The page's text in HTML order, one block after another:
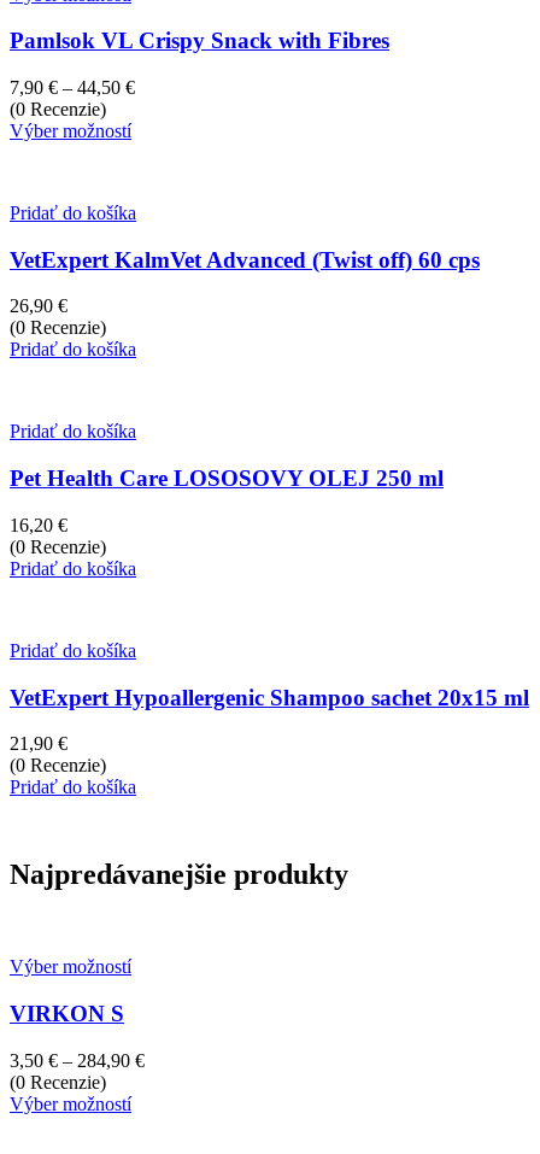
Pamlsok VL Crispy Snack with Fibres
7,90 € – 44,50 €Price
(0 Recenzie)
Výber možností
Pridať do košíka
VetExpert KalmVet Advanced (Twist off) 60 cps
26,90 €
(0 Recenzie)
Pridať do košíka
Pridať do košíka
Pet Health Care LOSOSOVY OLEJ 250 ml
16,20 €
(0 Recenzie)
Pridať do košíka
Pridať do košíka
VetExpert Hypoallergenic Shampoo sachet 20x15 ml
21,90 €
(0 Recenzie)
Pridať do košíka
Najpredávanejšie produkty
Výber možností
VIRKON S
3,50 € – 284,90 €Price
(0 Recenzie)
Výber možností